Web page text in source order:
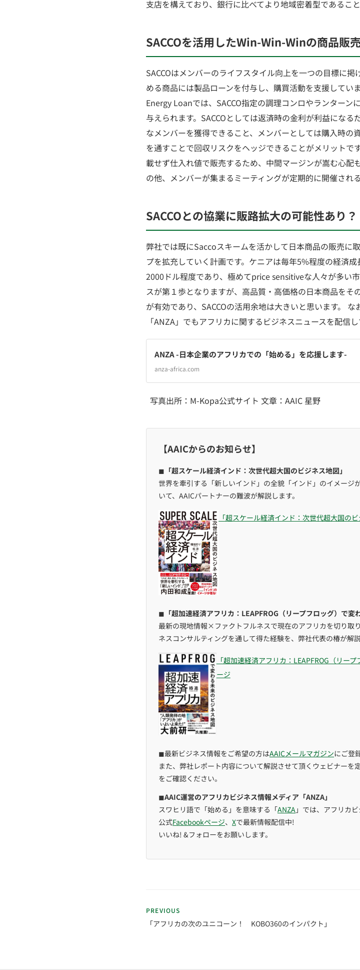
支店を構えており、銀行に比べてより地域密着型であること
SACCOを活用したWin-Win-Winの商品販
SACCOはメンバーのライフスタイル向上を一つの目標に
める商品には製品ローンを付与し、購買活動を支援してい
Energy Loanでは、SACCO指定の調理コンロやランター
与えられます。SACCOとしては返済時の金利が利益にな
なメンバーを獲得できること、メンバーとしては購入時の
を通すことで回収リスクをヘッジできることがメリットで
載せず仕入れ値で販売するため、中間マージンが嵩む心配
の他、メンバーが集まるミーティングが定期的に開催され
SACCOとの協業に販路拡大の可能性あり？
弊社では既にSaccoスキームを活かして日本商品の販売に
プを拡充していく計画です。ケニアは毎年5%程度の経済
2000ドル程度であり、極めてprice sensitiveな人々が多い
スが第１歩となりますが、高品質・高価格の日本商品を
が有効であり、SACCOの活用余地は大きいと思います。
「ANZA」でもアフリカに関するビジネスニュースを配信
ANZA -日本企業のアフリカでの「始める」を応援します-
anza-africa.com
写真出所：M-Kopa公式サイト 文章：AAIC 星野
【AAICからのお知らせ】
◼︎ 「超スケール経済インド：次世代超大国のビジネス地図」
世界を牽引する「新しいインド」の全貌「インド」のイメージ
いて、AAICパートナーの難波が解説します。
「超スケール経済インド：次世代超大国の
◼︎ 「超加速経済アフリカ：LEAPFROG（リープフロッグ）で変
最新の現地情報×ファクトフルネスで現在のアフリカを切り取
ネスコンサルティングを通して得た経験を、弊社代表の椿が解説
「超加速経済アフリカ：LEAPFROG（リー
ージ
◼︎最新ビジネス情報をご希望の方はAAICメールマガジンにご登
また、弊社レポート内容について解説させて頂くウェビナーを
をご確認ください。
◼︎AAIC運営のアフリカビジネス情報メディア「ANZA」
スワヒリ語で「始める」を意味する「ANZA」では、アフリカ
公式Facebookページ、 Xで最新情報配信中!
いいね! &フォローをお願いします。
PREVIOUS
「アフリカの次のユニコーン！ KOBO360のインパクト」